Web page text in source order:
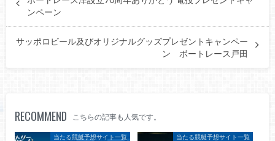
ンペーン
サッポロビール及びオリジナルグッズプレゼントキャンペー
ン ボートレース戸田
RECOMMEND こちらの記事も人気です。
当たる競艇予想サイト一覧 当たる競艇予想サイト一覧